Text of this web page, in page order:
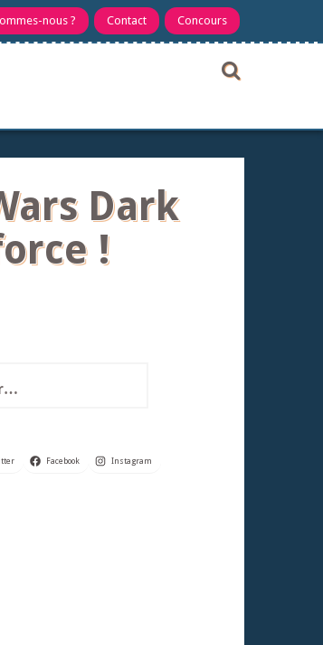
nous ? Contact Concours
Dark
!
Facebook Instagram